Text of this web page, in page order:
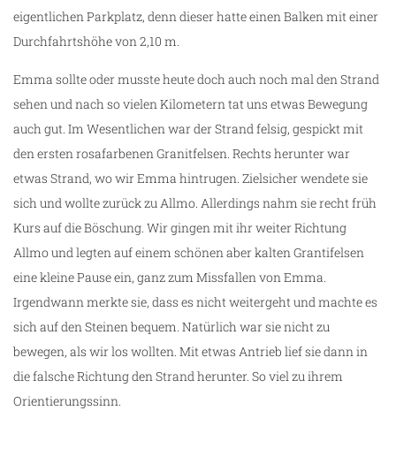
eigentlichen Parkplatz, denn dieser hatte einen Balken mit einer
Durchfahrtshöhe von 2,10 m.
Emma sollte oder musste heute doch auch noch mal den Strand
sehen und nach so vielen Kilometern tat uns etwas Bewegung
auch gut. Im Wesentlichen war der Strand felsig, gespickt mit
den ersten rosafarbenen Granitfelsen. Rechts herunter war
etwas Strand, wo wir Emma hintrugen. Zielsicher wendete sie
sich und wollte zurück zu Allmo. Allerdings nahm sie recht früh
Kurs auf die Böschung. Wir gingen mit ihr weiter Richtung
Allmo und legten auf einem schönen aber kalten Grantifelsen
eine kleine Pause ein, ganz zum Missfallen von Emma.
Irgendwann merkte sie, dass es nicht weitergeht und machte es
sich auf den Steinen bequem. Natürlich war sie nicht zu
bewegen, als wir los wollten. Mit etwas Antrieb lief sie dann in
die falsche Richtung den Strand herunter. So viel zu ihrem
Orientierungssinn.